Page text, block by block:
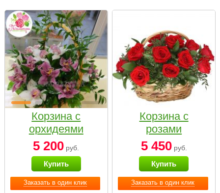
Заказать в один клик
Корзина с
орхидеями
малая
5 200 руб.
Купить
Заказать в один клик
Корзина с
розами
«Красный
Париж»
5 450руб.
Купить